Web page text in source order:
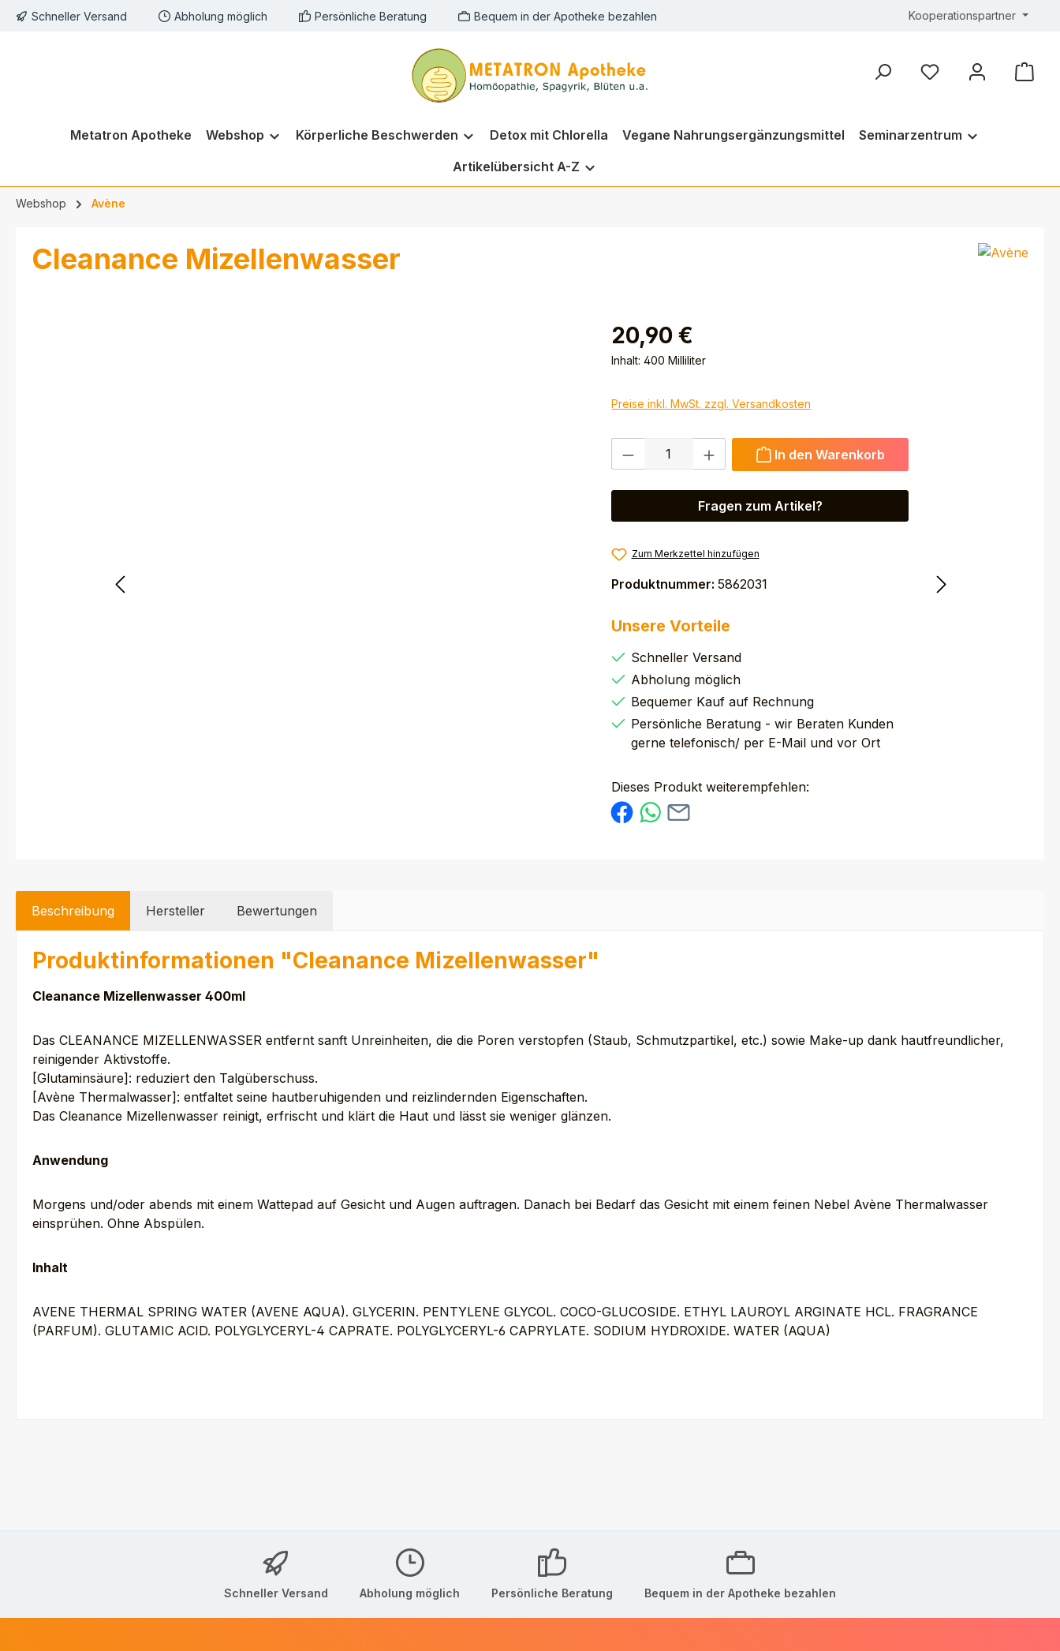
Zur Hauptnavigation springen
Schneller Versand Abholung möglich Persönliche Beratung Bequem in der Apotheke bezahlen Kooperationspartner
Metatron Apotheke Webshop Körperliche Beschwerden Detox mit Chlorella Vegane Nahrungsergänzungsmittel
Seminarzentrum
Artikelübersicht A-Z
Webshop Avène
Cleanance Mizellenwasser
20,90 €
Inhalt:400 Milliliter
Preise inkl. MwSt. zzgl. Versandkosten
Produkt Anzahl: Gib den gewünschten Wert ein oder benutze die
In den Warenkorb
Fragen zum Artikel?
Zum Merkzettel hinzufügen
Produktnummer:5862031
Unsere Vorteile
Schneller Versand
Abholung möglich
Bequemer Kauf auf Rechnung
Persönliche Beratung - wir Beraten Kunden
gerne telefonisch/ per E-Mail und vor Ort
Dieses Produkt weiterempfehlen:
Beschreibung Hersteller Bewertungen
Produktinformationen "Cleanance Mizellenwasser"
Cleanance Mizellenwasser 400ml
Das CLEANANCE MIZELLENWASSER entfernt sanft Unreinheiten, die die Poren verstopfen (Staub, Schmutzpartikel, etc.) sowie Make-up dank hautfreundlicher,
reinigender Aktivstoffe.
[Glutaminsäure]: reduziert den Talgüberschuss.
[Avène Thermalwasser]: entfaltet seine hautberuhigenden und reizlindernden Eigenschaften.
Das Cleanance Mizellenwasser reinigt, erfrischt und klärt die Haut und lässt sie weniger glänzen.
Anwendung
Morgens und/oder abends mit einem Wattepad auf Gesicht und Augen auftragen. Danach bei Bedarf das Gesicht mit einem feinen Nebel Avène Thermalwasser
einsprühen. Ohne Abspülen.
Inhalt
AVENE THERMAL SPRING WATER (AVENE AQUA). GLYCERIN. PENTYLENE GLYCOL. COCO-GLUCOSIDE. ETHYL LAUROYL ARGINATE HCL. FRAGRANCE
(PARFUM). GLUTAMIC ACID. POLYGLYCERYL-4 CAPRATE. POLYGLYCERYL-6 CAPRYLATE. SODIUM HYDROXIDE. WATER (AQUA)
Schneller Versand Abholung möglich Persönliche Beratung Bequem in der Apotheke bezahlen